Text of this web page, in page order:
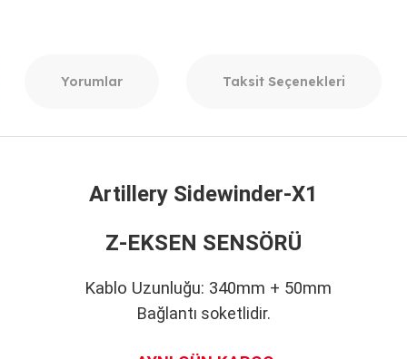
Yorumlar Taksit Seçenekleri
Artillery Sidewinder-X1
Z-EKSEN SENSÖRÜ
Kablo Uzunluğu: 340mm + 50mm
Bağlantı soketlidir.